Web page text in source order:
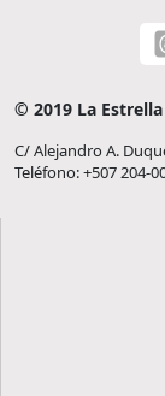
© 2019 La
C/ Alejandro A.
Teléfono: +507 204-